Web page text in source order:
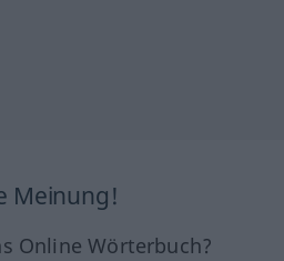
Meinung!
Online Wörterbuch?